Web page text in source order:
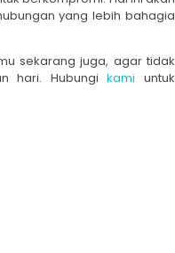
yang lebih bahagia
sekarang juga, agar tidak
hari. Hubungikami untuk